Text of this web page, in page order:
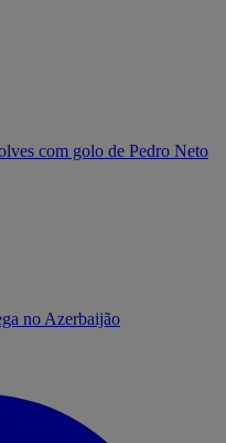
com golo de Pedro Neto
no Azerbaijão